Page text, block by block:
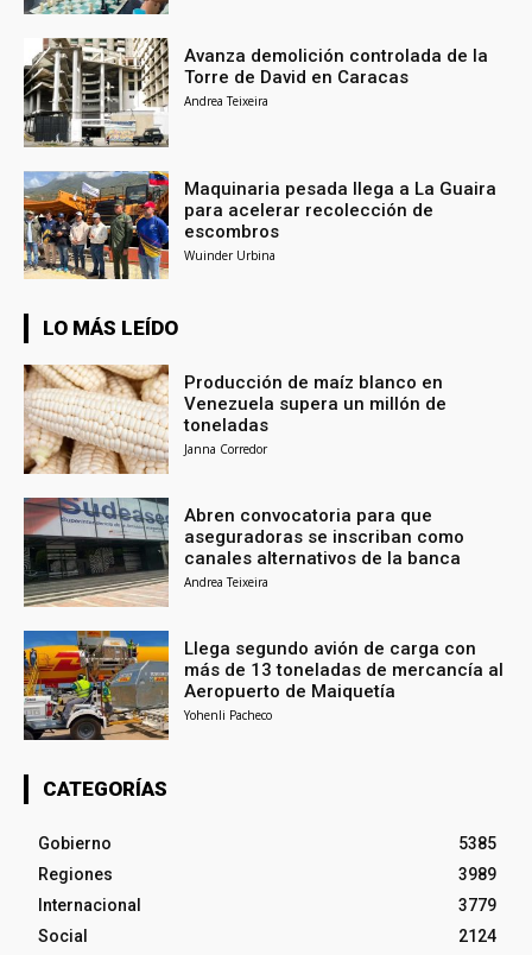
Avanza demolición controlada de la
Torre de David en Caracas
Andrea Teixeira
Maquinaria pesada llega a La Guaira
para acelerar recolección de
escombros
Wuinder Urbina
LO MÁS LEÍDO
Producción de maíz blanco en
Venezuela supera un millón de
toneladas
Janna Corredor
Abren convocatoria para que
aseguradoras se inscriban como
canales alternativos de la banca
Andrea Teixeira
Llega segundo avión de carga con
más de 13 toneladas de mercancía al
Aeropuerto de Maiquetía
Yohenli Pacheco
CATEGORÍAS
Gobierno
5385
Regiones
3989
Internacional
3779
Social
2124